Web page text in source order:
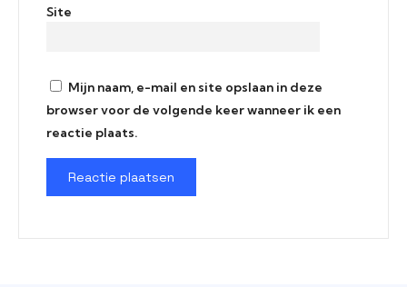
Site
Mijn naam, e-mail en site opslaan in deze
browser voor de volgende keer wanneer ik een
reactie plaats.